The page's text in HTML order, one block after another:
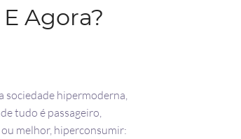
Agora?
sociedade hipermoderna,
tudo é passageiro,
melhor, hiperconsumir: